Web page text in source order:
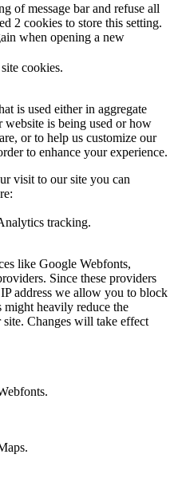
of message bar and refuse all
2 cookies to store this setting.
when opening a new
cookies.
is used either in aggregate
is being used or how
or to help us customize our
to enhance your experience.
visit to our site you can
tracking.
like Google Webfonts,
Since these providers
address we allow you to block
might heavily reduce the
Changes will take effect